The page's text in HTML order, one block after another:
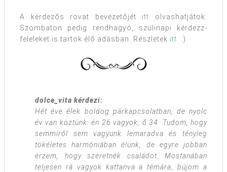
A kérdezős rovat bevezetőjét itt olvashatjátok.
Szombaton pedig rendhagyó, szülinapi kérdezz-
feleleket is tartok élő adásban. Részletek itt. :)
dolce_vita kérdezi:
Hét éve élek boldog párkapcsolatban, de nyolc
év van köztünk: én 26 vagyok, ő 34. Tudom, hogy
semmiről sem vagyunk lemaradva és tényleg
tökéletes harmóniában élünk, de egyre jobban
érzem, hogy szeretnék családot. Mostanában
teljesen rá vagyok kattanva a témára, bújom a